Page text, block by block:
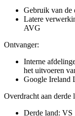
Gebruik van de
Latere
AVG
Ontvanger:
Interne
het uitvoeren
Google Ireland
Overdracht aan derde
Derde land: VS